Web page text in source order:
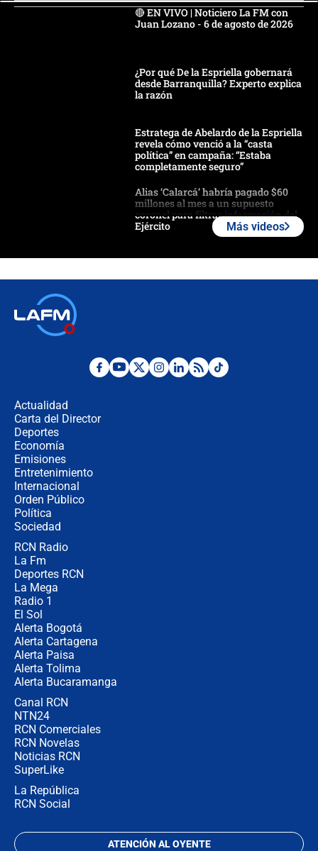
🔴 EN VIVO | Noticiero La FM con
Juan Lozano - 6 de agosto de 2026
¿Por qué De la Espriella gobernará
desde Barranquilla? Experto explica
la razón
Estratega de Abelardo de la Espriella
revela cómo venció a la “casta
política” en campaña: “Estaba
completamente seguro”
Alias ‘Calarcá’ habría pagado $60
millones al mes a un supuesto
coronel para filtrar información del
Ejército
Ministro de Defensa no descarta el
Más videos
Actualidad
Carta del Director
Deportes
Economía
Emisiones
Entretenimiento
Internacional
Orden Público
Política
Sociedad
RCN Radio
La Fm
Deportes RCN
La Mega
Radio 1
El Sol
Alerta Bogotá
Alerta Cartagena
Alerta Paisa
Alerta Tolima
Alerta Bucaramanga
Canal RCN
NTN24
RCN Comerciales
RCN Novelas
Noticias RCN
SuperLike
La República
RCN Social
ATENCIÓN AL OYENTE